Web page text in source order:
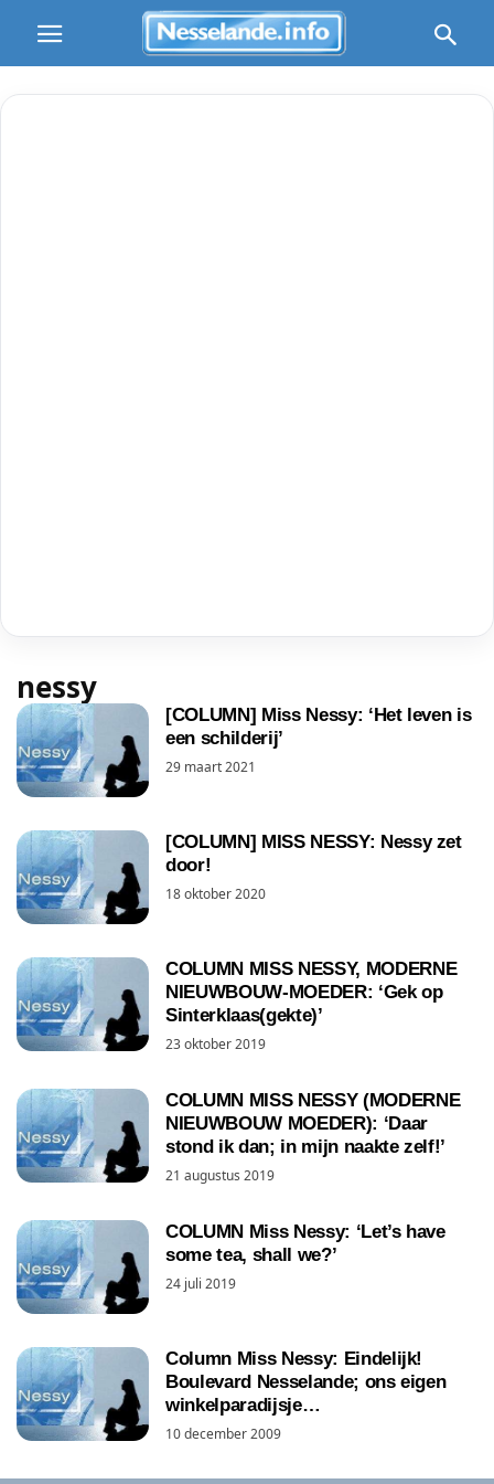
nessy
[COLUMN] Miss Nessy: ‘Het leven is
een schilderij’
29 maart 2021
[COLUMN] MISS NESSY: Nessy zet
door!
18 oktober 2020
COLUMN MISS NESSY, MODERNE
NIEUWBOUW-MOEDER: ‘Gek op
Sinterklaas(gekte)’
23 oktober 2019
COLUMN MISS NESSY (MODERNE
NIEUWBOUW MOEDER): ‘Daar
stond ik dan; in mijn naakte zelf!’
21 augustus 2019
COLUMN Miss Nessy: ‘Let’s have
some tea, shall we?’
24 juli 2019
Column Miss Nessy: Eindelijk!
Boulevard Nesselande; ons eigen
winkelparadijsje…
10 december 2009